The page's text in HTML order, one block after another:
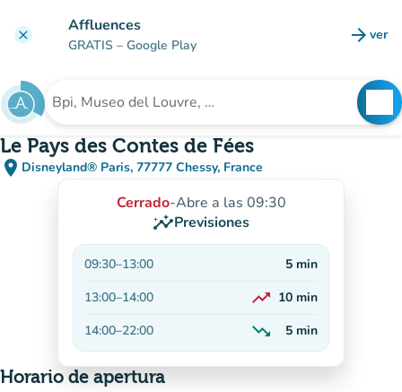
clear Affluences
GRATIS – Google Play arrow_forward ver
Buscar un establecimiento
Le Pays des Contes de Fées
place Disneyland® Paris, 77777 Chessy, France
(abrir en Google Maps)
(nueva pestaña)
Cerrado-Abre a las 09:30
insightsPrevisiones
09:30–13:00 5 min
13:00–14:00 trending_up 10 min
14:00–22:00 trending_down
En descenso
5 min
Horario de apertura